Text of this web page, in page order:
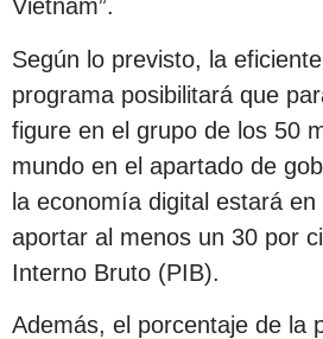
Vietnam”.
Según lo previsto, la
programa posibilitará que
figure en el grupo de los 50
mundo en el apartado de
la economía digital estará
aportar al menos un 30 por
Interno Bruto (PIB).
Además, el porcentaje de la